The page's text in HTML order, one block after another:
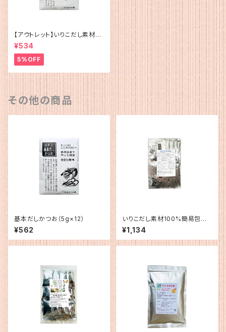
【アウトレット】いりこだし素材10
0%(15g×4)
¥534
5%OFF
その他の商品
基本だしかつお（5g×12）
¥562
いりこだし素材100%簡易包装
（15g×10）
¥1,134